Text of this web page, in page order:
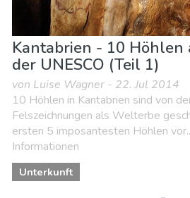
Kantabrien - 10
der UNESCO (Teil 1)
von Luise Wagner - 22. Jul 2014
10 Höhlen in Kantabrien sind von
Felszeichnungen als Welterbe
ersten 5 imposantesten Höhlen
Informationen
Unterkunft